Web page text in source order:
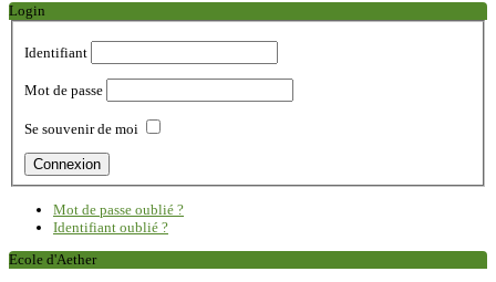
Login
Identifiant
Mot de passe
Se souvenir de moi
Mot de passe oublié ?
Identifiant oublié ?
Ecole d'Aether